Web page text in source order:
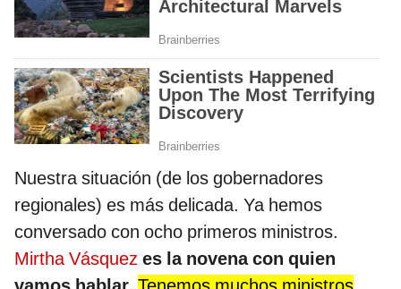
Nuestra situación (de los gobernadores
regionales) es más delicada. Ya hemos
conversado con ocho primeros ministros.
Mirtha Vásquez es la novena con quien